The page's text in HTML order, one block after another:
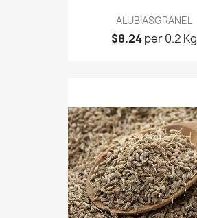
ALUBIASGRANEL
$8.24per 0.2 Kg